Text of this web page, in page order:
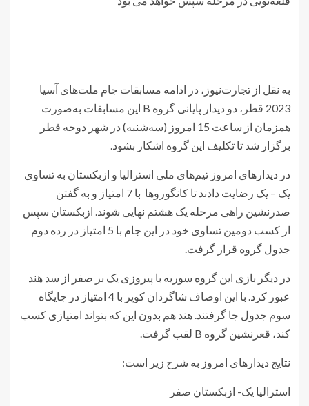
به نقل از تجارت‌نیوز، در ادامه مسابقات جام ملت‌های آسیا
2023 قطر، دو دیدار پایانی گروه B این مسابقات به‌صورت
همزمان از ساعت 15 امروز (سه‌شنبه) در شهر دوحه قطر
برگزار شد تا تکلیف این گروه اشکار بشود.
در دیدارهای امروز تیم‌های ملی استرالیا و ازبکستان به تساوی
یک – یک رضایت دادند تا کانگوروها با 7 امتیاز و به گفتن
صدرنشین راهی مرحله یک هشتم نهایی شوند. ازبکستان سپس
از کسب دومین تساوی خود در این جام با 5 امتیاز در رده دوم
جدول گروه قرار گرفت.
در دیگر بازی این گروه سوریه با پیروزی یک بر صفر از سد هند
عبور کرد. با این اوصاف شاگردان کوپر با 4 امتیاز در جایگاه
سوم جدول جا گرفتند. هند هم بدون این که بتواند امتیازی کسب
کند، قعرنشین گروه B لقب گرفت.
نتایج دیدارهای امروز به شرح زیر است:
استرالیا یک- ازبکستان صفر